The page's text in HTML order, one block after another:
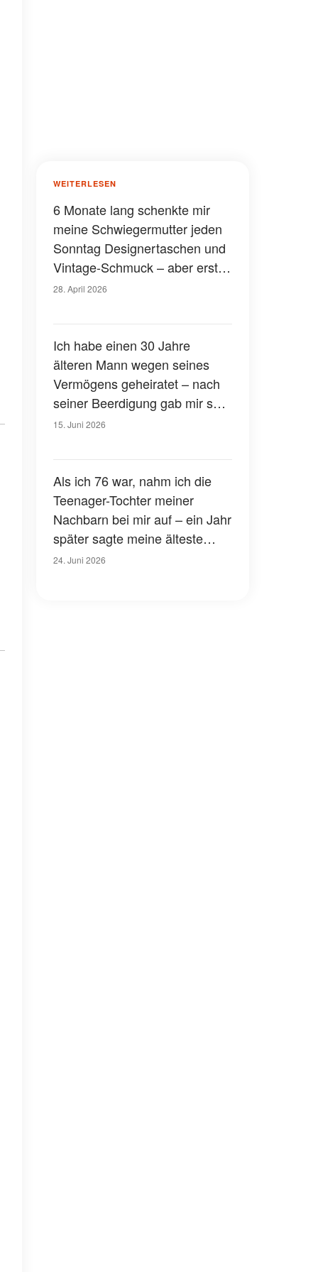
WEITERLESEN
6 Monate lang schenkte mir
meine Schwiegermutter jeden
Sonntag Designertaschen und
Vintage-Schmuck – aber erst,
als die Polizei vor meiner Tür
28. April 2026
Ich habe einen 30 Jahre
älteren Mann wegen seines
Vermögens geheiratet – nach
seiner Beerdigung gab mir sein
Anwalt eine Schachtel und
bekommen, was Sie verdienen“
15. Juni 2026
Als ich 76 war, nahm ich die
Teenager-Tochter meiner
Nachbarn bei mir auf – ein Jahr
später sagte meine älteste
Tochter: „Papa … alles, was du
24. Juni 2026